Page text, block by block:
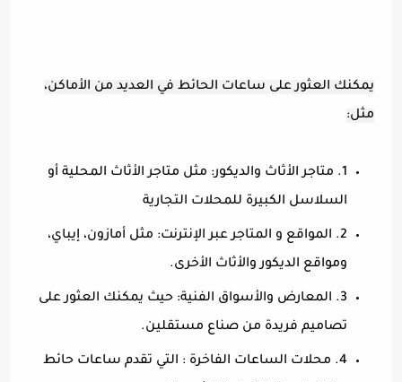
يمكنك العثور على ساعات الحائط في العديد من الأماكن،
مثل:
1. متاجر الأثاث والديكور: مثل متاجر الأثاث المحلية أو
السلاسل الكبيرة للمحلات التجارية
2. المواقع و المتاجر عبر الإنترنت: مثل أمازون، إيباي،
ومواقع الديكور والأثاث الأخرى.
3. المعارض والأسواق الفنية: حيث يمكنك العثور على
تصاميم فريدة من صناع مستقلين.
4. محلات الساعات الفاخرة : التي تقدم ساعات حائط